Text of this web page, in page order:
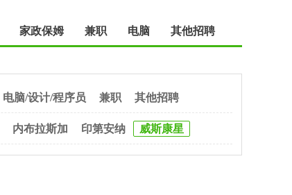
家政保姆 兼职 电脑 其他招聘
电脑/设计/程序员 兼职 其他招聘
内布拉斯加 印第安纳 威斯康星